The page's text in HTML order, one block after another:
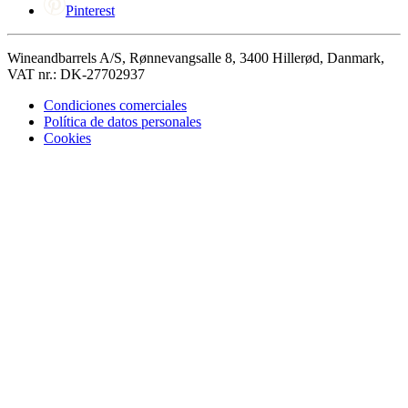
Pinterest
Wineandbarrels A/S, Rønnevangsalle 8, 3400 Hillerød, Danmark,
VAT nr.: DK-27702937
Condiciones comerciales
Política de datos personales
Cookies